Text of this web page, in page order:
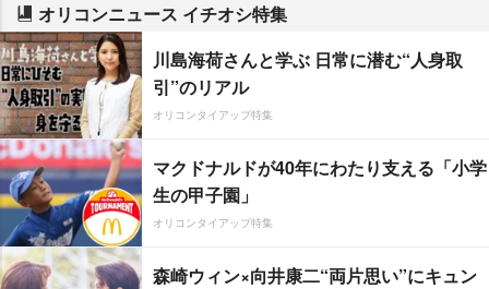
オリコンニュース イチオシ特集
川島海荷さんと学ぶ 日常に潜む“人身取
引”のリアル
オリコンタイアップ特集
マクドナルドが40年にわたり支える「小学
生の甲子園」
オリコンタイアップ特集
森崎ウィン×向井康二“両片思い”にキュン